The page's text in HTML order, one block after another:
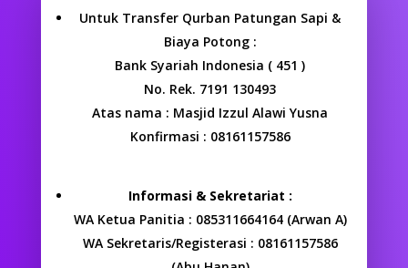
Untuk Transfer Qurban Patungan Sapi &
Biaya Potong :
Bank Syariah Indonesia ( 451 )
No. Rek. 7191 130493
Atas nama : Masjid Izzul Alawi Yusna
Konfirmasi : 08161157586
Informasi & Sekretariat :
WA Ketua Panitia : 085311664164 (Arwan A)
WA Sekretaris/Registerasi : 08161157586